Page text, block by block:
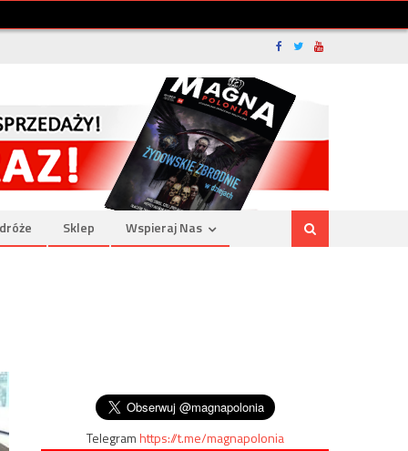
Sklep Wspieraj Nas
Telegramhttps://t.me/magnapolonia